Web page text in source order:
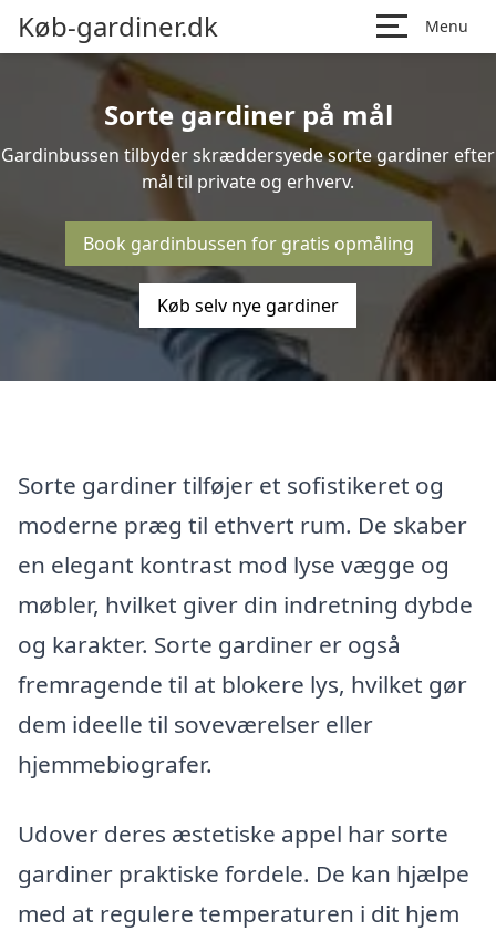
Køb-gardiner.dk Menu
Sorte gardiner på mål
Gardinbussen tilbyder skræddersyede sorte gardiner efter
mål til private og erhverv.
Book gardinbussen for gratis opmåling
Køb selv nye gardiner
Sorte gardiner tilføjer et sofistikeret og
moderne præg til ethvert rum. De skaber
en elegant kontrast mod lyse vægge og
møbler, hvilket giver din indretning dybde
og karakter. Sorte gardiner er også
fremragende til at blokere lys, hvilket gør
dem ideelle til soveværelser eller
hjemmebiografer.
Udover deres æstetiske appel har sorte
gardiner praktiske fordele. De kan hjælpe
med at regulere temperaturen i dit hjem